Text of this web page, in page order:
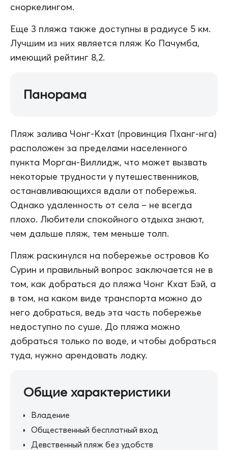
сноркелингом.
Еще 3 пляжа также доступны в радиусе 5 км.
Лучшим из них является пляж Ко Пачумба,
имеющий рейтинг 8,2.
Панорама
Пляж залива Чонг-Кхат (провинция Пханг-нга)
расположен за пределами населенного
пункта Морган-Виллидж, что может вызвать
некоторые трудности у путешественников,
останавливающихся вдали от побережья.
Однако удаленность от села – не всегда
плохо. Любители спокойного отдыха знают,
чем дальше пляж, тем меньше толп.
Пляж раскинулся на побережье островов Ко
Сурин и правильный вопрос заключается не в
том, как добраться до пляжа Чонг Кхат Бэй, а
в том, на каком виде транспорта можно до
него добраться, ведь эта часть побережье
недоступно по суше. До пляжа можно
добраться только по воде, и чтобы добраться
туда, нужно арендовать лодку.
Общие характеристики
Владение
Общественный бесплатный вход
Девственный пляж без удобств